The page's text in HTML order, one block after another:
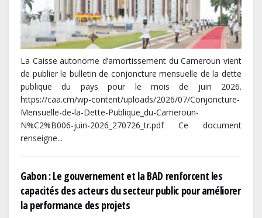
La Caisse autonome d’amortissement du Cameroun vient
de publier le bulletin de conjoncture mensuelle de la dette
publique du pays pour le mois de juin 2026.
https://caa.cm/wp-content/uploads/2026/07/Conjoncture-
Mensuelle-de-la-Dette-Publique_du-Cameroun-
N%C2%B006-juin-2026_270726_tr.pdf Ce document
renseigne...
Gabon : Le gouvernement et la BAD renforcent les
capacités des acteurs du secteur public pour améliorer
la performance des projets